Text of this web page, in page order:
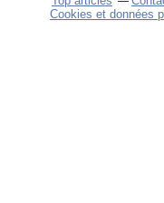
Cookies et données